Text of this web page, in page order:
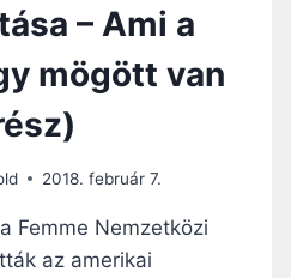
– Ami a
mögött van
2018. február 7.
Femme Nemzetközi
az amerikai